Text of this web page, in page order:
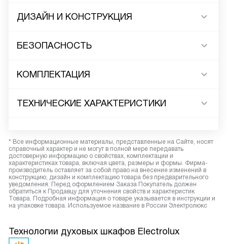
ДИЗАЙН И КОНСТРУКЦИЯ
БЕЗОПАСНОСТЬ
КОМПЛЕКТАЦИЯ
ТЕХНИЧЕСКИЕ ХАРАКТЕРИСТИКИ
* Все информационные материалы, представленные на Сайте, носят
справочный характер и не могут в полной мере передавать
достоверную информацию о свойствах, комплектации и
характеристиках товара, включая цвета, размеры и формы. Фирма-
производитель оставляет за собой право на внесение изменений в
конструкцию, дизайн и комплектацию товара без предварительного
уведомления. Перед оформлением Заказа Покупатель должен
обратиться к Продавцу для уточнения свойств и характеристик
Товара. Подробная информация о товаре указывается в инструкции и
на упаковке товара. Используемое название в России Электролюкс
Технологии духовых шкафов Electrolux